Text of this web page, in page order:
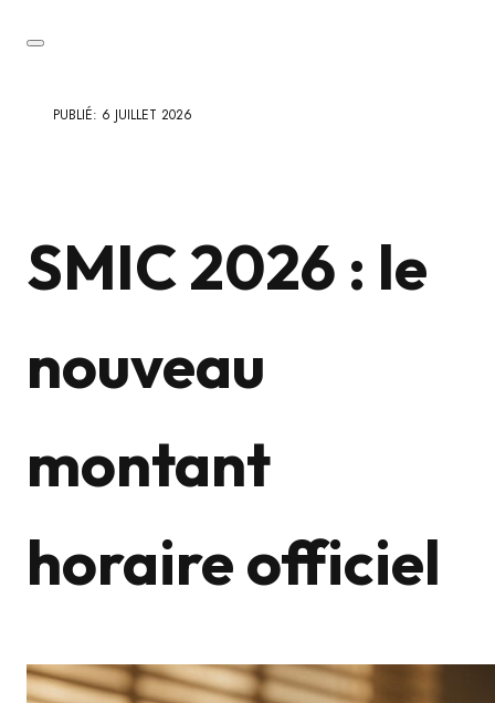
SMIC 2026 : le
nouveau
montant
horaire officiel
PUBLIÉ: 6 JUILLET 2026